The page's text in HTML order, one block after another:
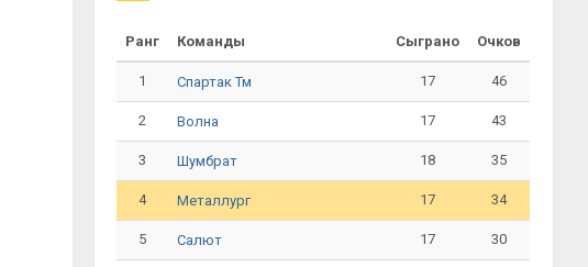
Ранг Команды Сыграно Очков
1 Спартак Тм 17 46
2 Волна 17 43
3 Шумбрат 18 35
4 Металлург 17 34
5 Салют 17 30